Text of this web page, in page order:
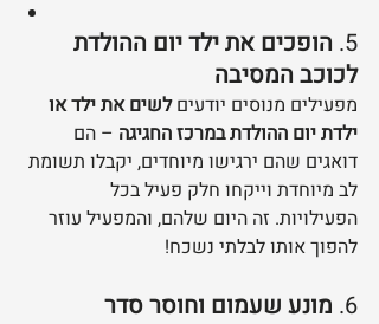
5. הופכים את ילד יום ההולדת
לכוכב המסיבה
מפעילים מנוסים יודעים לשים את ילד או
ילדת יום ההולדת במרכז החגיגה – הם
דואגים שהם ירגישו מיוחדים, יקבלו תשומת
לב מיוחדת וייקחו חלק פעיל בכל
הפעילויות. זה היום שלהם, והמפעיל עוזר
להפוך אותו לבלתי נשכח!
6. מונע שעמום וחוסר סדר